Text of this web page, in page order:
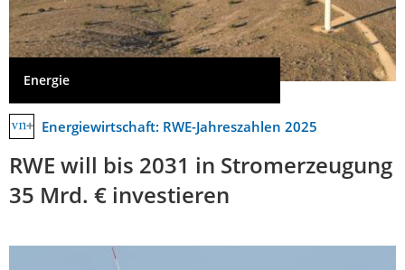
Energie
Energiewirtschaft: RWE-Jahreszahlen 2025
RWE will bis 2031 in Stromerzeugung
35 Mrd. € investieren